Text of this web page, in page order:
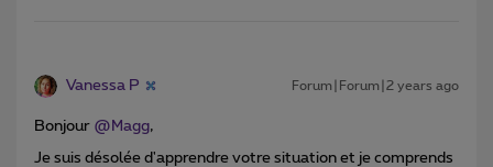
Vanessa P Forum|Forum|2 years ago
Bonjour @Magg,
Je suis désolée d'apprendre votre situation et je comprends